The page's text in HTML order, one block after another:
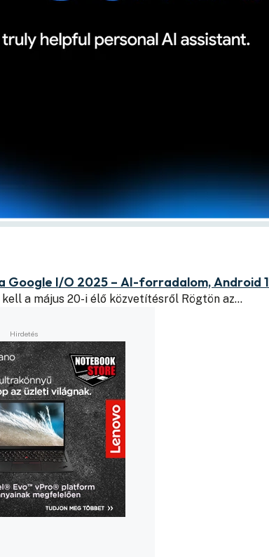
Google I/O 2025 – AI-forradalom, Android
a május 20-i élő közvetítésről Rögtön az…